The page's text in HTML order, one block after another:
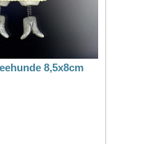
8,5x8cm